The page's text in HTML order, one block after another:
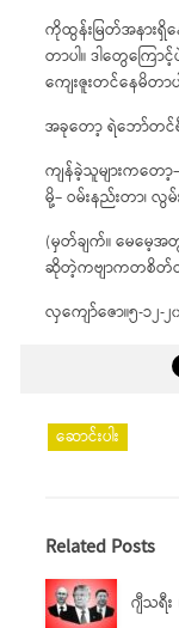
ကိုထွန်းမြတ်အနား
တာပါ။ ဒါတွေကြေ
ကျေးဇူးတင်နေမိတာပ
အခုတော့ ရဲဘော်တင်
ကျန်ခဲ့သူများကတေ
မို့– ဝမ်းနည်းတာ၊
(မှတ်ချက်။ မေမေ့
ဆိုတဲ့ကဗျာကတစိတ်
လှကျော်ဇော။၅-၁၂-၂
ဆောင်းပါး
Related Posts
ဂျီသရီး